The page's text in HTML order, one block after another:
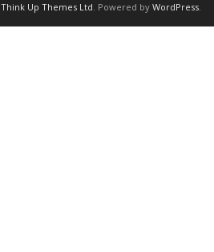
Think Up Themes Ltd. Powered by WordPress.